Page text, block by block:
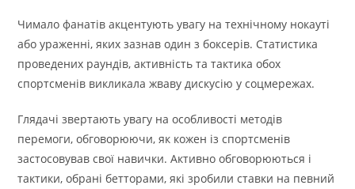
Чимало фанатів акцентують увагу на технічному нокауті
або ураженні, яких зазнав один з боксерів. Статистика
проведених раундів, активність та тактика обох
спортсменів викликала жваву дискусію у соцмережах.
Глядачі звертають увагу на особливості методів
перемоги, обговорюючи, як кожен із спортсменів
застосовував свої навички. Активно обговорюються і
тактики, обрані бетторами, які зробили ставки на певний